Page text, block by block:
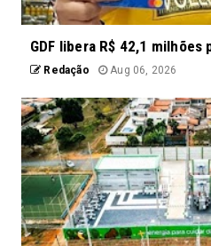
GDF libera R$ 42,1
Redação Aug 06, 2026